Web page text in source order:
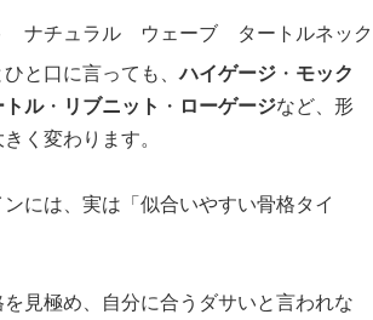
と口に言っても、ハイゲージ ・ モック
トル・ リブニット ・ ローゲージなど、形
く変わります。
には、実は「似合いやすい骨格タイ
見極め、自分に合うダサいと言われな